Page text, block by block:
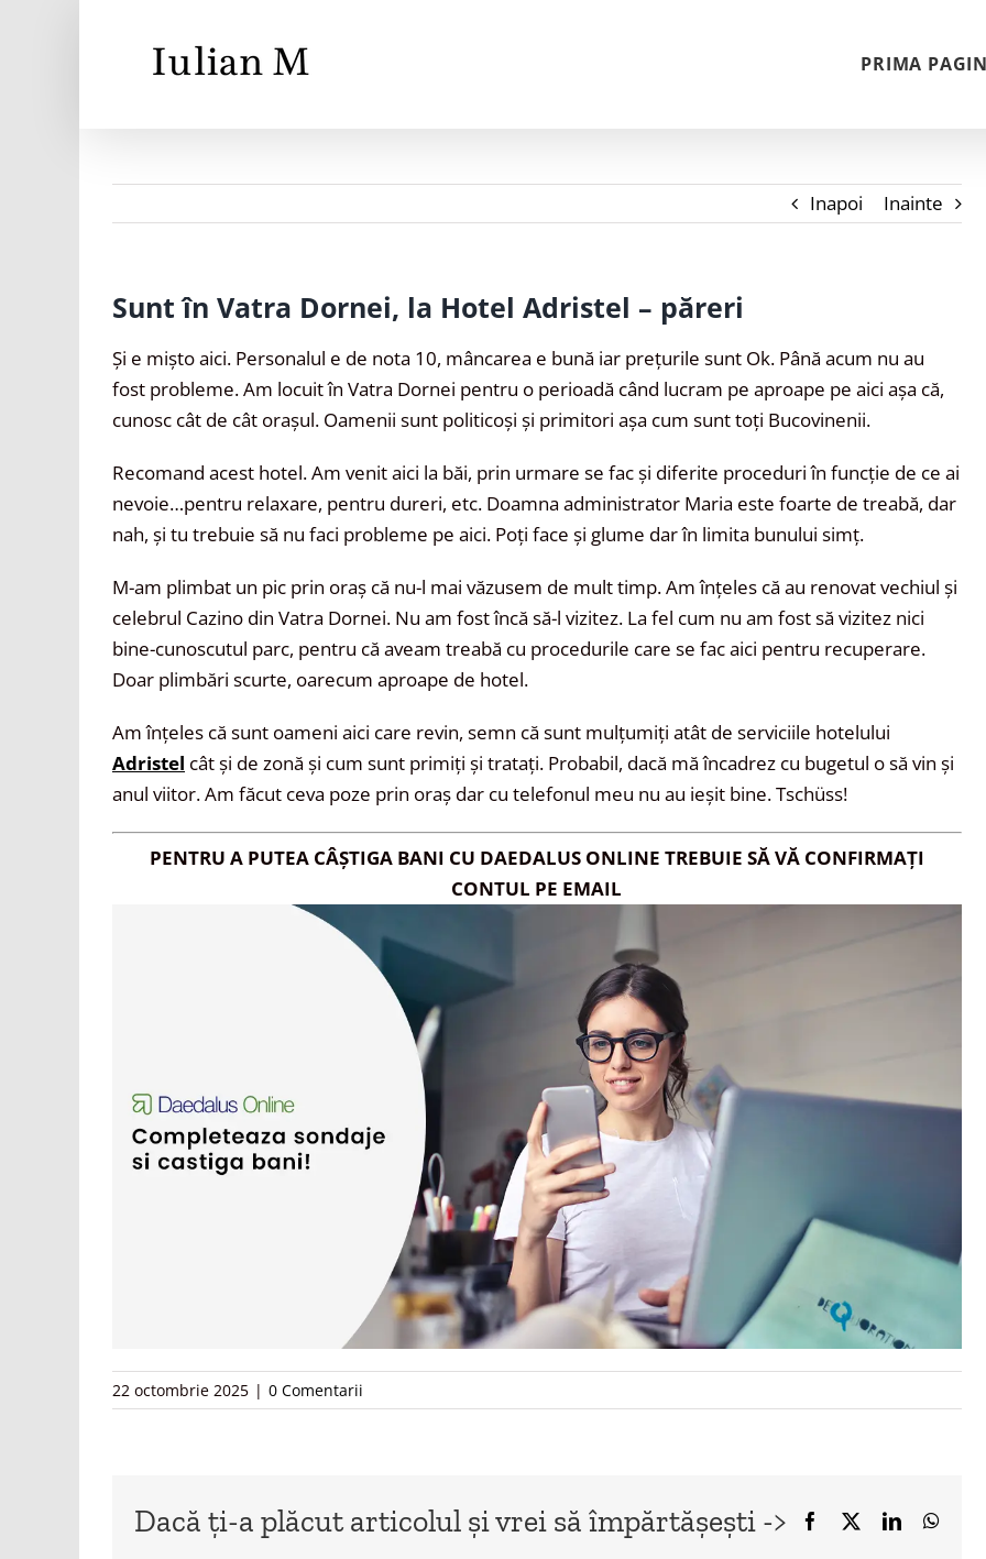
PRIMA
Inapoi Inainte
Sunt în Vatra Dornei, la Hotel Adristel – păreri
Și e mișto aici. Personalul e de nota 10, mâncarea e bună iar prețurile sunt Ok. Până acum nu au
fost probleme. Am locuit în Vatra Dornei pentru o perioadă când lucram pe aproape pe aici așa că,
cunosc cât de cât orașul. Oamenii sunt politicoși și primitori așa cum sunt toți Bucovinenii.
Recomand acest hotel. Am venit aici la băi, prin urmare se fac și diferite proceduri în funcție de ce ai
nevoie…pentru relaxare, pentru dureri, etc. Doamna administrator Maria este foarte de treabă, dar
nah, și tu trebuie să nu faci probleme pe aici. Poți face și glume dar în limita bunului simț.
M-am plimbat un pic prin oraș că nu-l mai văzusem de mult timp. Am înțeles că au renovat vechiul și
celebrul Cazino din Vatra Dornei. Nu am fost încă să-l vizitez. La fel cum nu am fost să vizitez nici
bine-cunoscutul parc, pentru că aveam treabă cu procedurile care se fac aici pentru recuperare.
Doar plimbări scurte, oarecum aproape de hotel.
Am înțeles că sunt oameni aici care revin, semn că sunt mulțumiți atât de serviciile hotelului
Adristel cât și de zonă și cum sunt primiți și tratați. Probabil, dacă mă încadrez cu bugetul o să vin și
anul viitor. Am făcut ceva poze prin oraș dar cu telefonul meu nu au ieșit bine. Tschüss!
PENTRU A PUTEA CÂȘTIGA BANI CU DAEDALUS ONLINE TREBUIE SĂ VĂ CONFIRMAȚI
CONTUL PE EMAIL
22 octombrie 2025 | 0 Comentarii
Dacă ți-a plăcut articolul și vrei să împărtășești -> Facebook
X LinkedIn